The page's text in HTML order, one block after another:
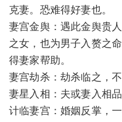
克妻。恐难得好妻也。
妻宫金舆：遇此金舆贵
之女，也为男子入赘之
得妻家帮助。
妻宫劫杀：劫杀临之，
妻星入相：夫或妻入相
计临妻宫：婚姻反掌，